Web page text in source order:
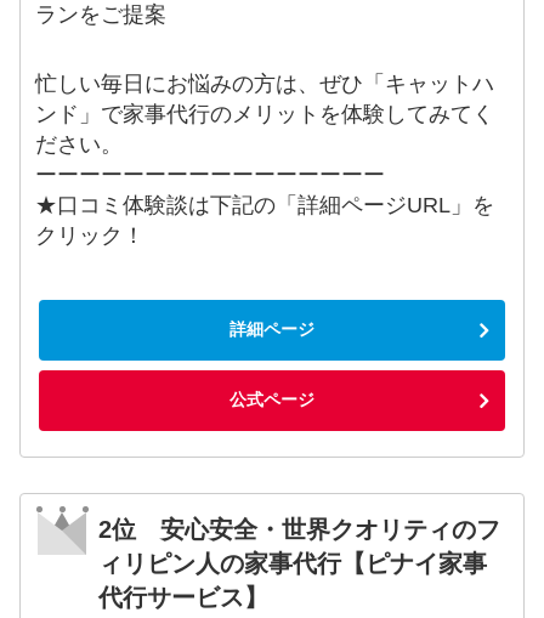
ランをご提案
忙しい毎日にお悩みの方は、ぜひ「キャットハ
ンド」で家事代行のメリットを体験してみてく
ださい。
ーーーーーーーーーーーーーーーー
★口コミ体験談は下記の「詳細ページURL」を
クリック！
詳細ページ
公式ページ
2位 安心安全・世界クオリティのフ
ィリピン人の家事代行【ピナイ家事
代行サービス】